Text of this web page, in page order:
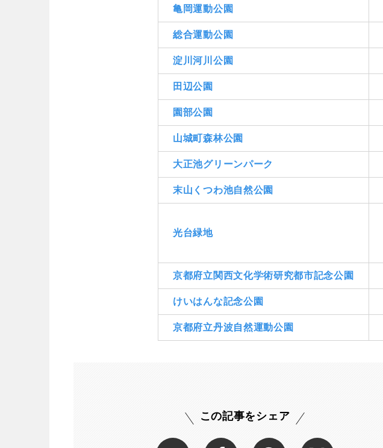
亀岡運動公園
総合運動公園
淀川河川公園
田辺公園
園部公園
山城町森林公園
大正池グリーンパーク
末山くつわ池自然公園
光台緑地
京都府立関西文化学術研究都市記念公園
けいはんな記念公園
京都府立丹波自然運動公園
この記事をシェア